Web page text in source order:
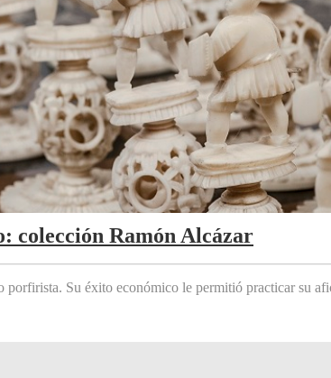
colección Ramón Alcázar
porfirista. Su éxito económico le permitió practicar su